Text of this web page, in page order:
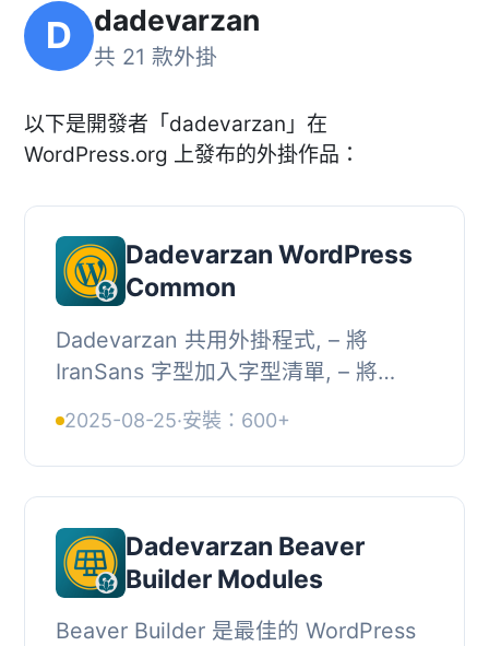
D dadevarzan
共 21 款外掛
以下是開發者「dadevarzan」在
WordPress.org 上發布的外掛作品：
Dadevarzan WordPress
Common
Dadevarzan 共用外掛程式, – 將
IranSans 字型加入字型清單, – 將
ACF 的檔案短碼, [acf-file fi...
2025-08-25·安裝：600+
Dadevarzan Beaver
Builder Modules
Beaver Builder 是最佳的 WordPress